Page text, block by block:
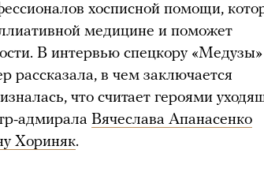
хосписной помощи,
медицине и поможет
В интервью спецкору «Медузы»
рассказала, в чем заключается
что считает героями
адмирала Вячеслава Апанасенко
Хориняк.